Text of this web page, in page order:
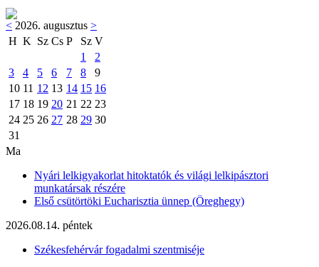
< 2026. augusztus >
H K Sz Cs P Sz V
1
2
3
4 5 6 7 8
9
10 11 12 13 14 15 16
17 18 19 20 21 22 23
24 25 26 27 28 29 30
31
Ma
Nyári lelkigyakorlat hitoktatók és világi lelkipásztori
munkatársak részére
Első csütörtöki Eucharisztia ünnep (Öreghegy)
2026.08.14. péntek
Székesfehérvár fogadalmi szentmiséje